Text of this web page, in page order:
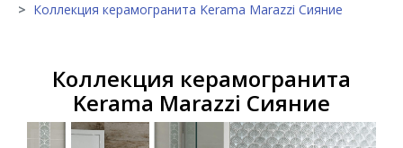
Коллекция керамогранита Kerama Marazzi Сияние
Коллекция керамогранита
Kerama Marazzi Сияние